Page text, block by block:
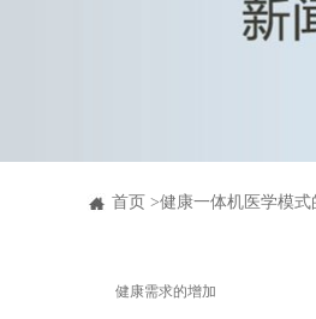
首页 >健康一体机医学模式
健康需求的增加